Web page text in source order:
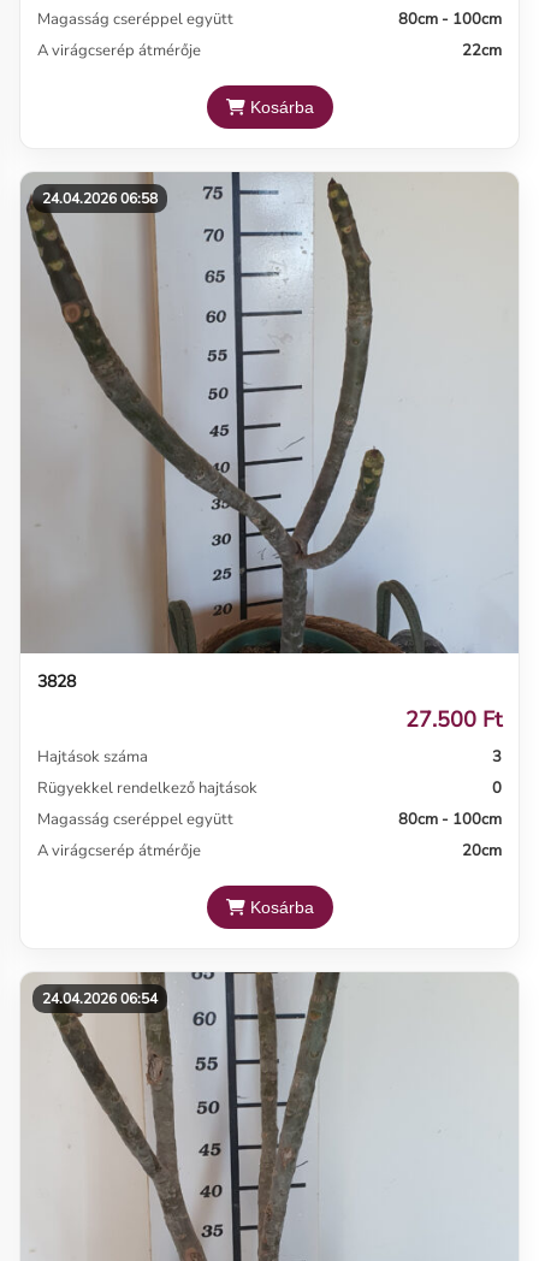
Magasság cseréppel együtt
80cm - 100cm
A virágcserép átmérője
22cm
Kosárba
24.04.2026 06:58
3828
27.500 Ft
Hajtások száma
3
Rügyekkel rendelkező hajtások
0
Magasság cseréppel együtt
80cm - 100cm
A virágcserép átmérője
20cm
Kosárba
24.04.2026 06:54